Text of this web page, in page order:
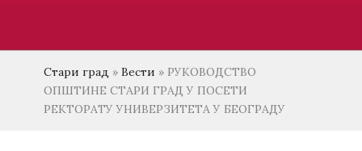
Стари град » Вести » РУКОВОДСТВО
ОПШТИНЕ СТАРИ ГРАД У ПОСЕТИ
РЕКТОРАТУ УНИВЕРЗИТЕТА У БЕОГРАДУ